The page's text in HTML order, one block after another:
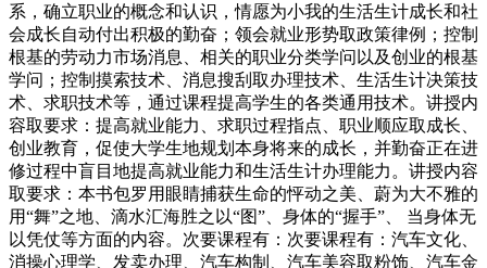
系，确立职业的概念和认识，情愿为小我的生活生计成长和社
会成长自动付出积极的勤奋；领会就业形势取政策律例；控制
根基的劳动力市场消息、相关的职业分类学问以及创业的根基
学问；控制摸索技术、消息搜刮取办理技术、生活生计决策技
术、求职技术等，通过课程提高学生的各类通用技术。讲授内
容取要求：提高就业能力、求职过程指点、职业顺应取成长、
创业教育，促使大学生地规划本身将来的成长，并勤奋正在进
修过程中盲目地提高就业能力和生活生计办理能力。讲授内容
取要求：本书包罗用眼睛捕获生命的怦动之美、蔚为大不雅的
用“舞”之地、滴水汇海胜之以“图”、身体的“握手”、 当身体无
以凭仗等方面的内容。次要课程有：次要课程有：汽车文化、
消操心理学、发卖办理、汽车构制、汽车美容取粉饰、汽车金